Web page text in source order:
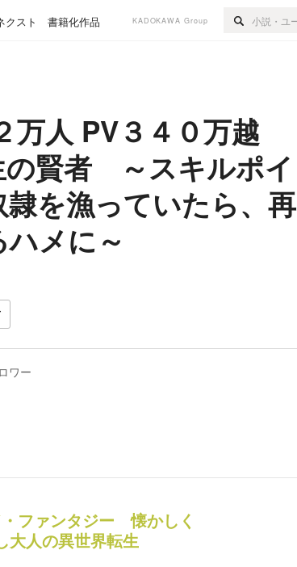
クスト 書籍化作品 KADOKAWA Group
万人 PV３４０万越
賢者 ～スキルポイ
を漁っていたら、再
メに～
ワー
ファンタジー 懐かしく
大人の異世界転生